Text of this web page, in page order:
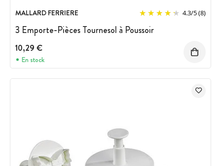
MALLARD FERRIERE 4.3/5(8)
3 Emporte-Pièces Tournesol à Poussoir
10,29 €
En stock